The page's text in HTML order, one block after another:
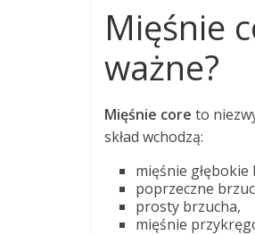
Mięśnie
ważne?
Mięśnie core to
skład wchodzą:
mięśnie głębokie
poprzeczne
prosty brzucha,
mięśnie